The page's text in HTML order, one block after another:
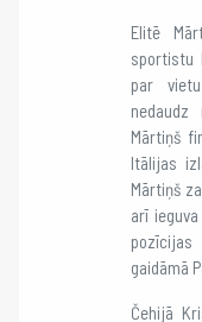
Elitē
sportistu
par
nedaudz
Mārtiņš
Itālijas
Mārtiņš
arī
gaidāmā
Čehijā